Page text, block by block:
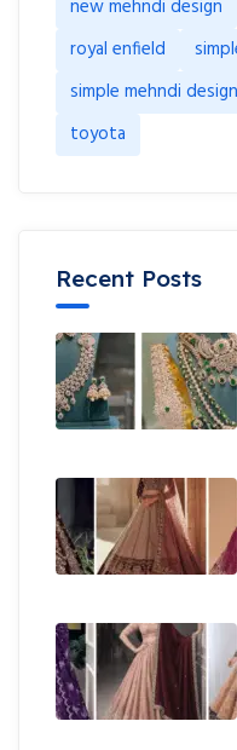
new mehndi design
royal enfield
simple mehndi
toyota
Recent Posts